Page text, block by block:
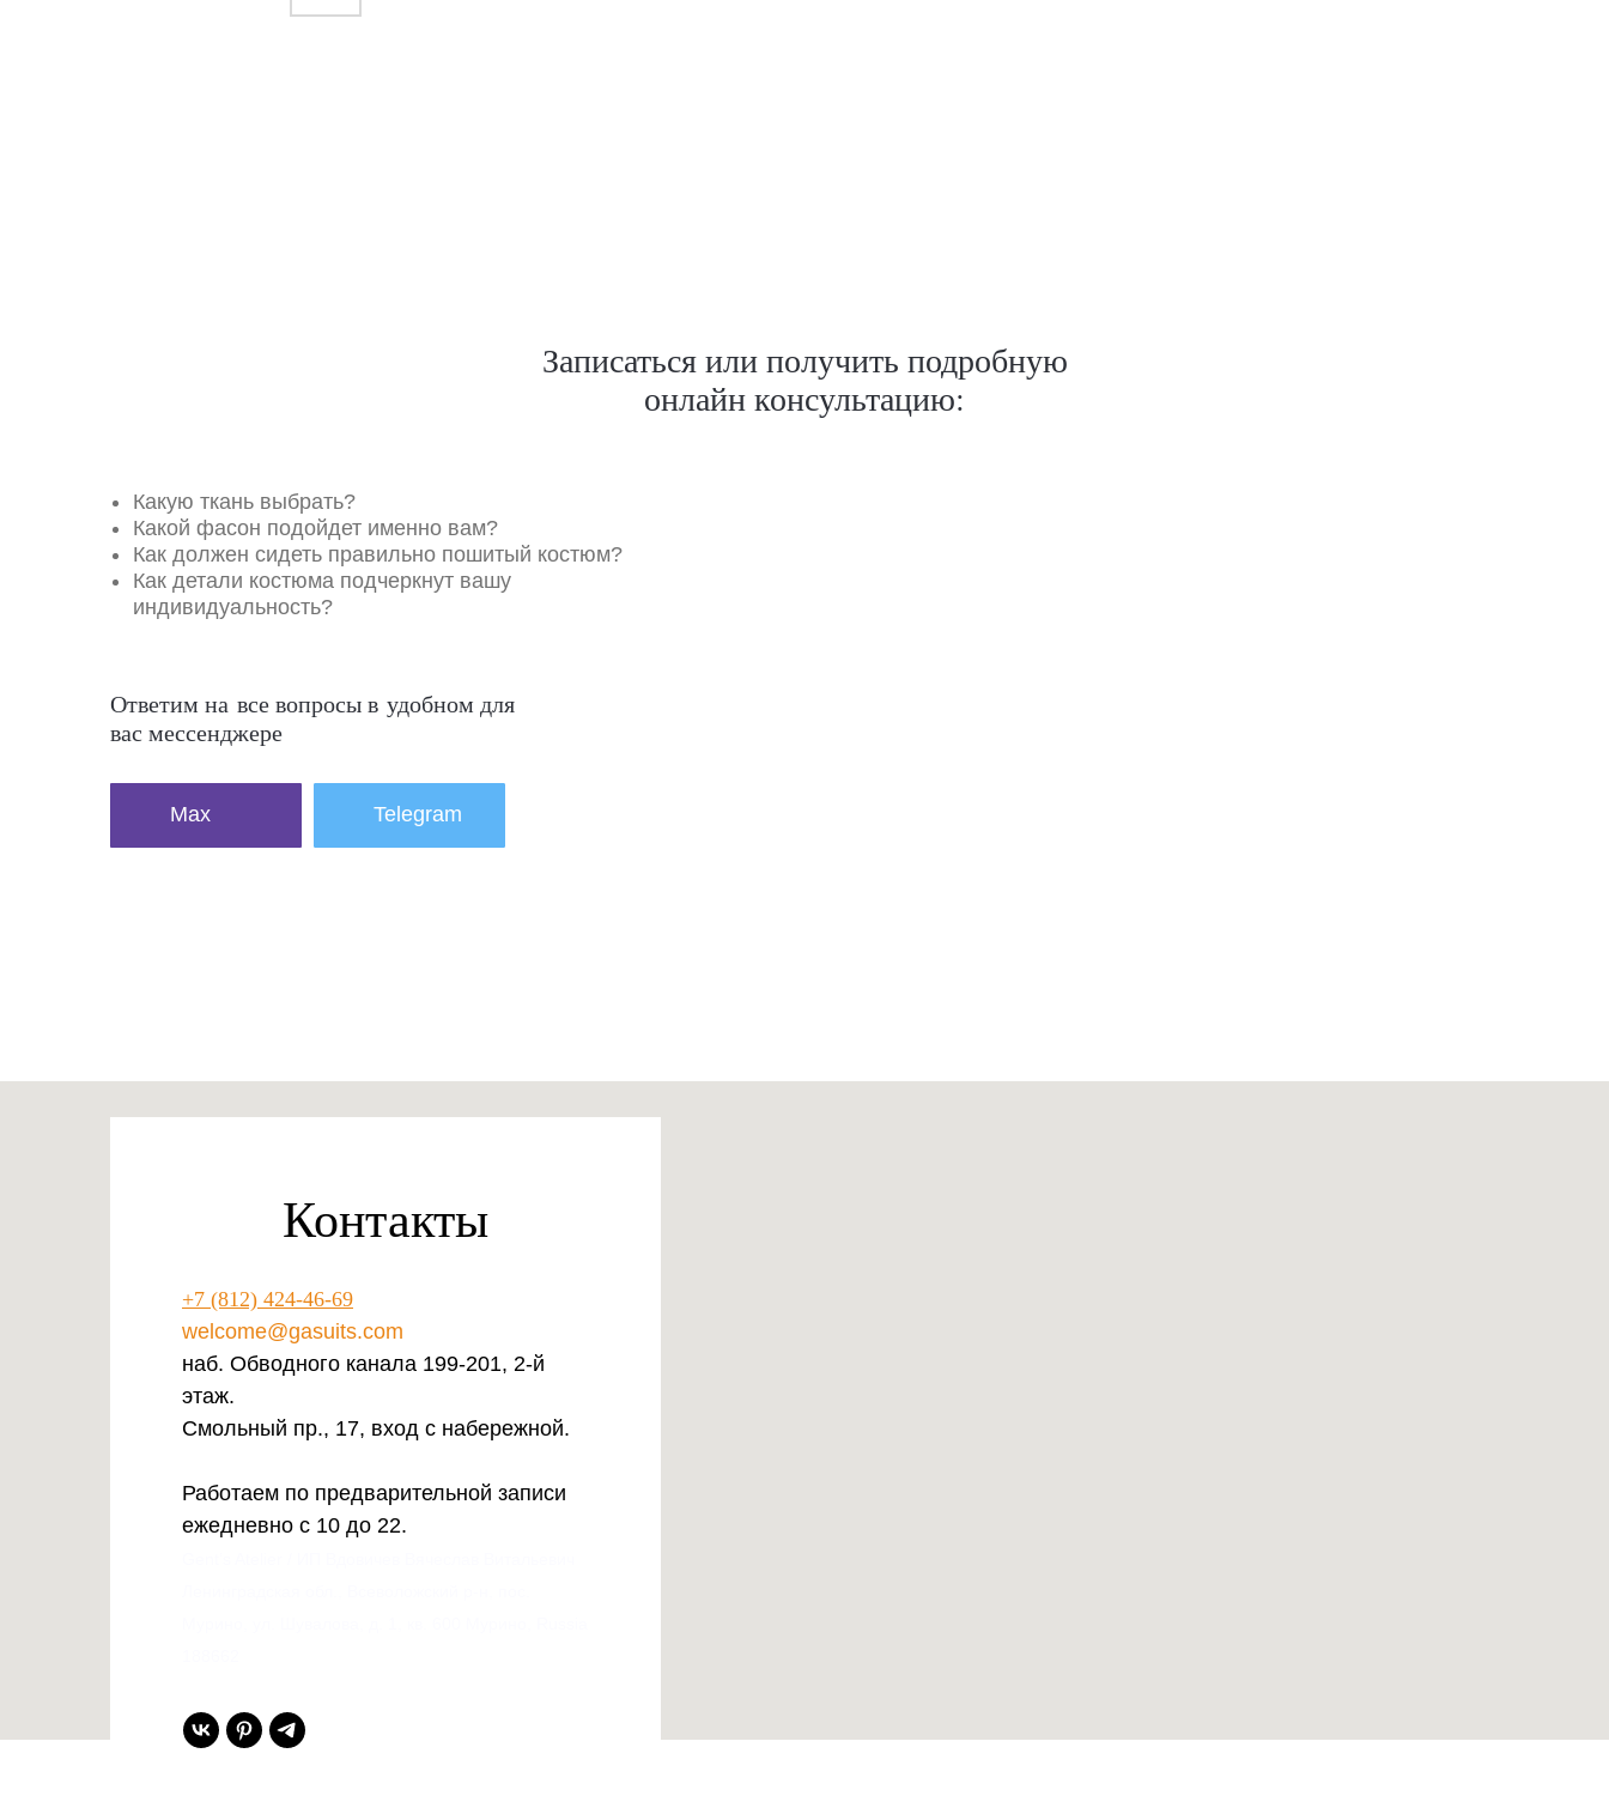
Записаться или получить подробную
онлайн консультацию:
Какую ткань выбрать?
Какой фасон подойдет именно вам?
Как должен сидеть правильно пошитый костюм?
Как детали костюма подчеркнут вашу
индивидуальность?
Ответим на все вопросы в удобном для
вас мессенджере
Max Telegram
Контакты
+7 (812) 424-46-69
welcome@gasuits.com
наб. Обводного канала 199-201, 2-й
этаж.
Смольный пр., 17, вход с набережной.
Работаем по предварительной записи
ежедневно с 10 до 22.